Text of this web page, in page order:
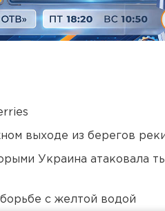
выходе из берегов
Украина атаковала
с желтой водой